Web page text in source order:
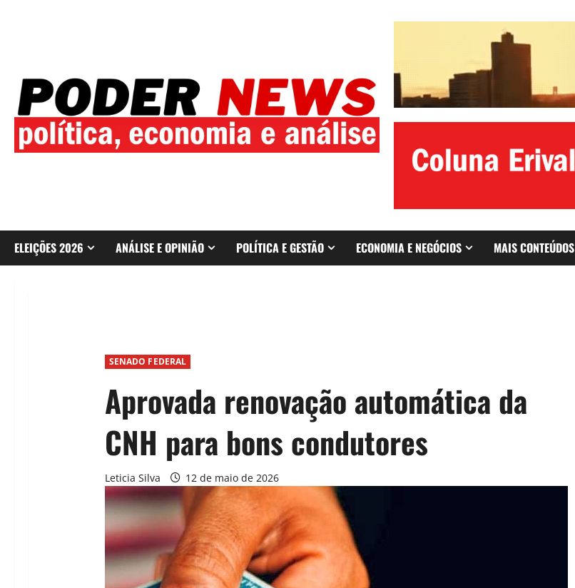
ELEIÇÕES 2026 ANÁLISE E OPINIÃO POLÍTICA E GESTÃO ECONOMIA E NEGÓCIOS MAIS CONTEÚDOS
SENADO FEDERAL
Aprovada renovação automática da
CNH para bons condutores
Leticia Silva 12 de maio de 2026